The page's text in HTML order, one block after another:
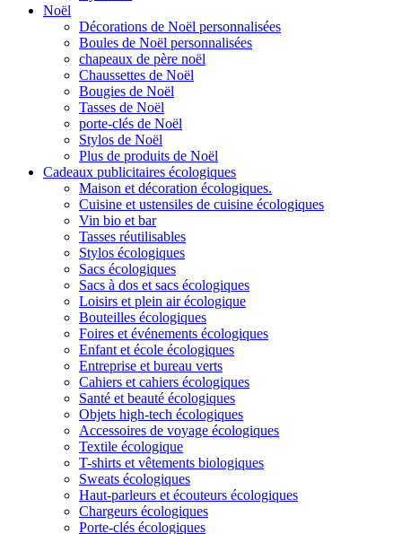
Noël
Décorations de Noël personnalisées
Boules de Noël personnalisées
chapeaux de père noël
Chaussettes de Noël
Bougies de Noël
Tasses de Noël
porte-clés de Noël
Stylos de Noël
Plus de produits de Noël
Cadeaux publicitaires écologiques
Maison et décoration écologiques.
Cuisine et ustensiles de cuisine écologiques
Vin bio et bar
Tasses réutilisables
Stylos écologiques
Sacs écologiques
Sacs à dos et sacs écologiques
Loisirs et plein air écologique
Bouteilles écologiques
Foires et événements écologiques
Enfant et école écologiques
Entreprise et bureau verts
Cahiers et cahiers écologiques
Santé et beauté écologiques
Objets high-tech écologiques
Accessoires de voyage écologiques
Textile écologique
T-shirts et vêtements biologiques
Sweats écologiques
Haut-parleurs et écouteurs écologiques
Chargeurs écologiques
Porte-clés écologiques